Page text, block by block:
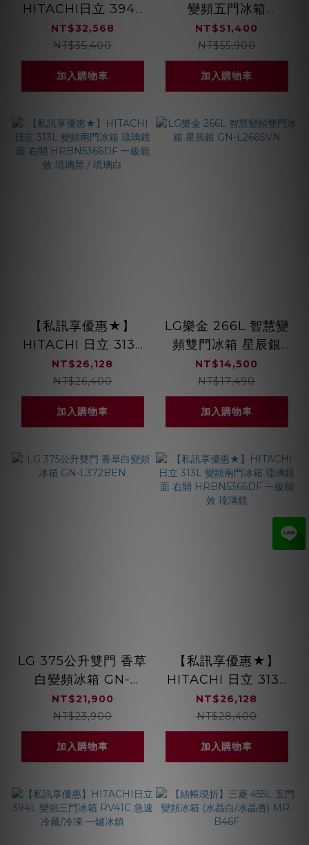
HITACHI日立 394L
變頻三門電冰箱
RG41B / RG41BL (右
開/左開) 純淨自動製
冰
NT$32,568
NT$35,400
加入購物車
變頻五門冰箱
RHS49NJ 獨立雙冷
卻系統 日本製
NT$51,400
NT$55,900
加入購物車
【私訊享優惠★】
HITACHI 日立 313L
變頻兩門冰箱 琉璃鏡
面 右開
HRBN5366DF 一級
能效 琉璃黑 / 琉璃白
NT$26,128
NT$26,400
加入購物車
LG樂金 266L 智慧變
頻雙門冰箱 星辰銀
GN-L266SVN
NT$14,500
NT$17,490
加入購物車
LG 375公升雙門 香草
白變頻冰箱 GN-
L372BEN
NT$21,900
NT$23,900
加入購物車
【私訊享優惠★】
HITACHI 日立 313L
變頻兩門冰箱 琉璃鏡
面 右開
HRBN5366DF 一級
能效 琉璃鏡
NT$26,128
NT$28,400
加入購物車